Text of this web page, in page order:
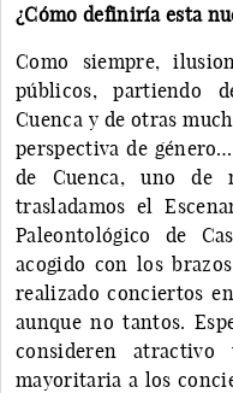
¿Cómo definiría esta
Como siempre,
públicos, partiendo
Cuenca y de otras
perspectiva de
de Cuenca, uno de
trasladamos el
Paleontológico de
acogido con los
realizado conciertos
aunque no tantos.
consideren
mayoritaria a los